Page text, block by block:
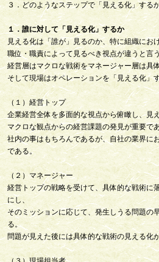
３．どのようなステップで「見える化」する
１．誰に対して「見える化」するか
見える化は「誰が」見るのか、特に組織にお
職位・職責によって見るべき視点が違うと言
経営層はマクロな戦術をマネージャー層は具
そして現場はオペレーションを「見える化」
（１）経営トップ
企業経営全体を多面的な視点から俯瞰し、見
マクロな観点からの経営課題の発見が重要で
社内の事はもちろんであるが、自社の業界に
である。
（２）マネージャー
経営トップの戦略を受けて、具体的な戦術に
にし、
そのミッションに応じて、発生しうる問題の
る。
問題が見えた後には具体的な戦術の見える化